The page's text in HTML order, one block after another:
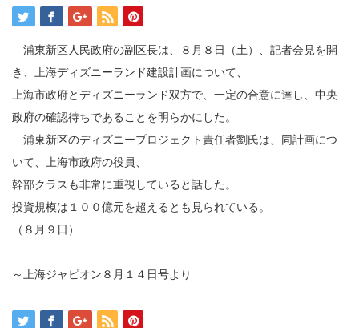
浦東新区人民政府の副区長は、８月８日（土）、記者会見を開
き、上海ディズニーランド建設計画について、
上海市政府とディズニーランド双方で、一定の合意に達し、中央
政府の確認待ちであることを明らかにした。
浦東新区のディズニープロジェクト責任者劉氏は、同計画につ
いて、上海市政府の役員、
幹部クラスも非常に重視していると話した。
投資規模は１００億元を超えるとも見られている。
（８月９日）
～上海ジャピオン８月１４日号より